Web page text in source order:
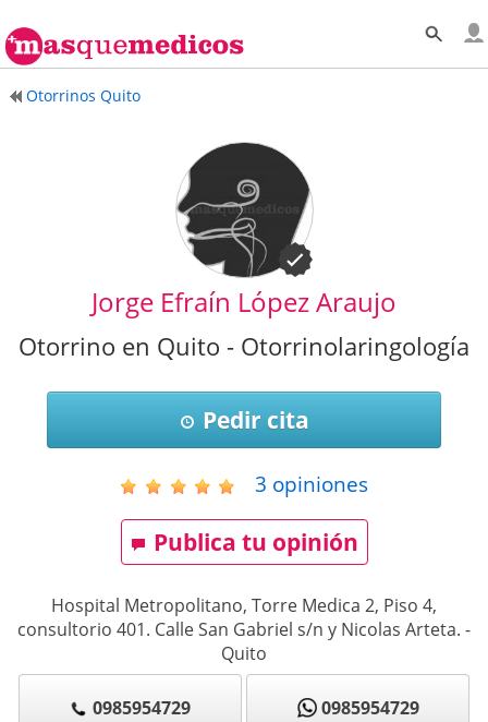
Otorrinos Quito
Jorge Efraín López Araujo
Otorrino en Quito - Otorrinolaringología
Pedir cita
3 opiniones
Publica tu opinión
Hospital Metropolitano, Torre Medica 2, Piso 4,
consultorio 401. Calle San Gabriel s/n y Nicolas Arteta. -
Quito
0985954729 0985954729